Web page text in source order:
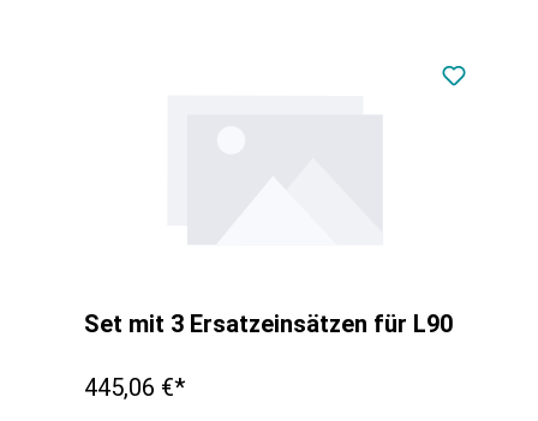
Set mit 3 Ersatzeinsätzen für L90
445,06 €*